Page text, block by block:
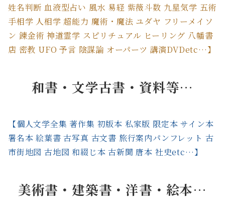
姓名判断 血液型占い 風水 易経 紫薇斗数 九星気学 五術
手相学 人相学 超能力 魔術・魔法 ユダヤ フリーメイソ
ン 錬金術 神道霊学 スピリチュアル ヒーリング 八幡書
店 密教 UFO 予言 陰謀論 オーパーツ 講演DVDetc…】
和書・文学古書・資料等…
【個人文学全集 著作集 初版本 私家版 限定本 サイン本
署名本 絵葉書 古写真 古文書 旅行案内パンフレット 古
市街地図 古地図 和綴じ本 古新聞 唐本 社史etc…】
美術書・建築書・洋書・絵本…